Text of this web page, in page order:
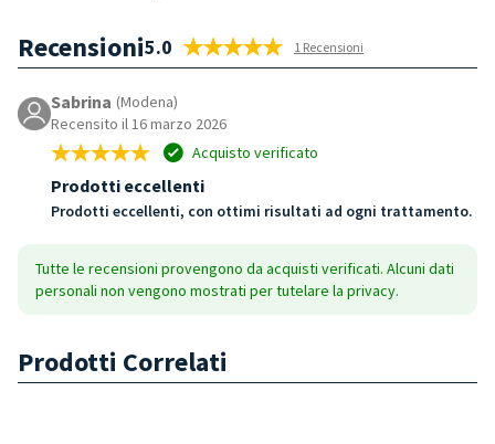
Recensioni5.0 1 Recensioni
Sabrina (Modena)
Recensito il 16 marzo 2026
Acquisto verificato
Prodotti eccellenti
Prodotti eccellenti, con ottimi risultati ad ogni trattamento.
Tutte le recensioni provengono da acquisti verificati. Alcuni dati
personali non vengono mostrati per tutelare la privacy.
Prodotti Correlati